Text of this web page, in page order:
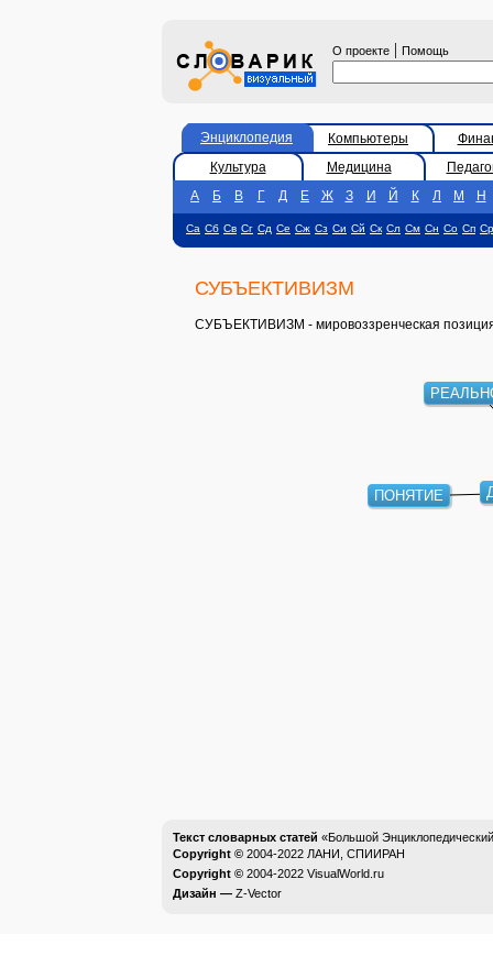
О проекте | Помощь
Энциклопедия Компьютеры
Культура
Медицина
А
Б В Г Д Е Ж З И Й К Л М Н
Са Сб Св Сг Сд Се Сж Сз Си Сй Ск Сл См Сн Со Сп Ср
СУБЪЕКТИВИЗМ
СУБЪЕКТИВИЗМ - мировоззренческая
ПОНЯТИЕ
Текст словарных статей «Большой
Copyright © 2004-2022 ЛАНИ, СПИИРАН
Copyright © 2004-2022 VisualWorld.ru
Дизайн — Z-Vector